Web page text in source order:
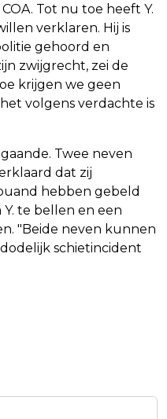
Tot nu toe heeft Y.
verklaren. Hij is
gehoord en
zwijgrecht, zei de
krijgen we geen
volgens verdachte is
Twee neven
dat zij
hebben gebeld
te bellen en een
"Beide neven kunnen
schietincident
ROND
VOOR